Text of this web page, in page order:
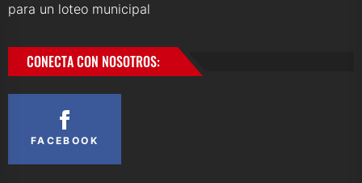
para un loteo municipal
CONECTA CON NOSOTROS:
FACEBOOK